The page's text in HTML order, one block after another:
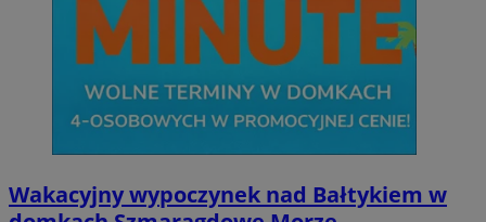
Wakacyjny wypoczynek nad Bałtykiem w